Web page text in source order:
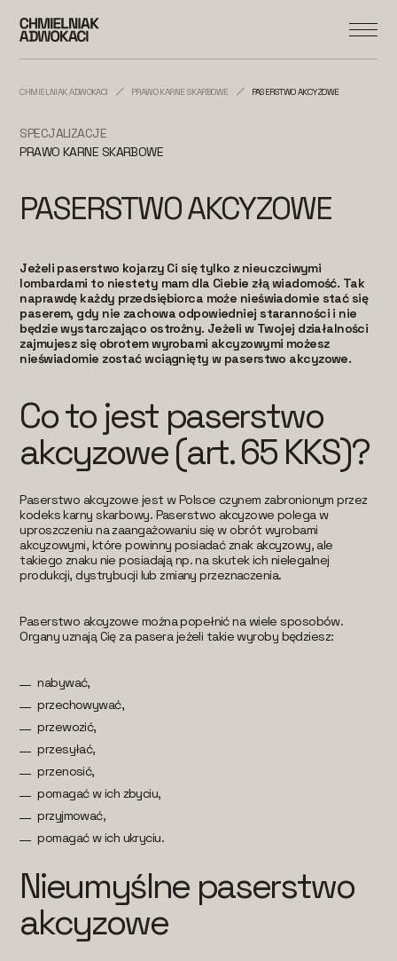
CHMIELNIAK ADWOKACI PRAWO KARNE SKARBOWE PASERSTWO AKCYZOWE
SPECJALIZACJE
PRAWO KARNE SKARBOWE
PASERSTWO AKCYZOWE
Jeżeli paserstwo kojarzy Ci się tylko z nieuczciwymi
lombardami to niestety mam dla Ciebie złą wiadomość. Tak
naprawdę każdy przedsiębiorca może nieświadomie stać się
paserem, gdy nie zachowa odpowiedniej staranności i nie
będzie wystarczająco ostrożny. Jeżeli w Twojej działalności
zajmujesz się obrotem wyrobami akcyzowymi możesz
nieświadomie zostać wciągnięty w paserstwo akcyzowe.
Co to jest paserstwo
akcyzowe (art. 65 KKS)?
Paserstwo akcyzowe jest w Polsce czynem zabronionym przez
kodeks karny skarbowy. Paserstwo akcyzowe polega w
uproszczeniu na zaangażowaniu się w obrót wyrobami
akcyzowymi, które powinny posiadać znak akcyzowy, ale
takiego znaku nie posiadają np. na skutek ich nielegalnej
produkcji, dystrybucji lub zmiany przeznaczenia.
Paserstwo akcyzowe można popełnić na wiele sposobów.
Organy uznają Cię za pasera jeżeli takie wyroby będziesz:
nabywać,
przechowywać,
przewozić,
przesyłać,
przenosić,
pomagać w ich zbyciu,
przyjmować,
pomagać w ich ukryciu.
Nieumyślne paserstwo
akcyzowe